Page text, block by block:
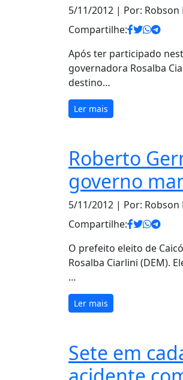
5/11/2012 | Por: Robson
Compartilhe:
Após ter participado
governadora Rosalba
destino…
Ler mais
Roberto
governo
5/11/2012 | Por: Robson
Compartilhe:
O prefeito eleito de
Rosalba Ciarlini (DEM).
…
Ler mais
Sete em